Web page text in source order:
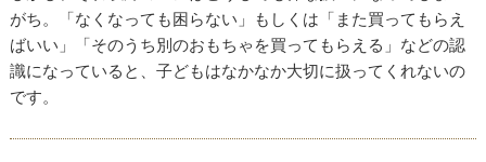
がち。「なくなっても困らない」もしくは「また買ってもらえ
ばいい」「そのうち別のおもちゃを買ってもらえる」などの認
識になっていると、子どもはなかなか大切に扱ってくれないの
です。